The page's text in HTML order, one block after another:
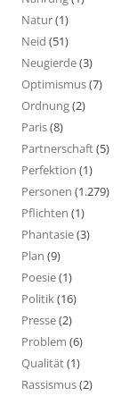
Natur(1)
Neid (51)
Neugierde(3)
Optimismus(7)
Ordnung(2)
Paris(8)
Partnerschaft(5)
Perfektion (1)
Personen (1.279)
Pflichten (1)
Phantasie(3)
Plan (9)
Poesie(1)
Politik(16)
Presse(2)
Problem (6)
Qualität(1)
Rassismus(2)